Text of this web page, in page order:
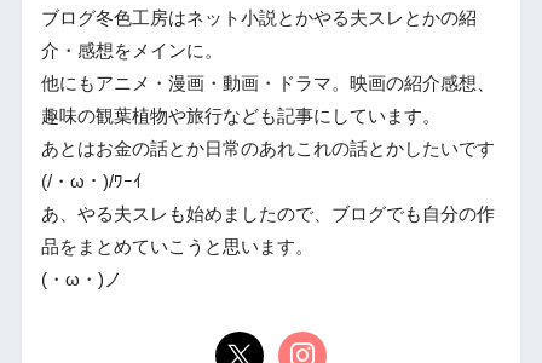
ブログ冬色工房はネット小説とかやる夫スレとかの紹
介・感想をメインに。
他にもアニメ・漫画・動画・ドラマ。映画の紹介感想、
趣味の観葉植物や旅行なども記事にしています。
あとはお金の話とか日常のあれこれの話とかしたいです
(/・ω・)/ﾜｰｲ
あ、やる夫スレも始めましたので、ブログでも自分の作
品をまとめていこうと思います。
(・ω・)ノ